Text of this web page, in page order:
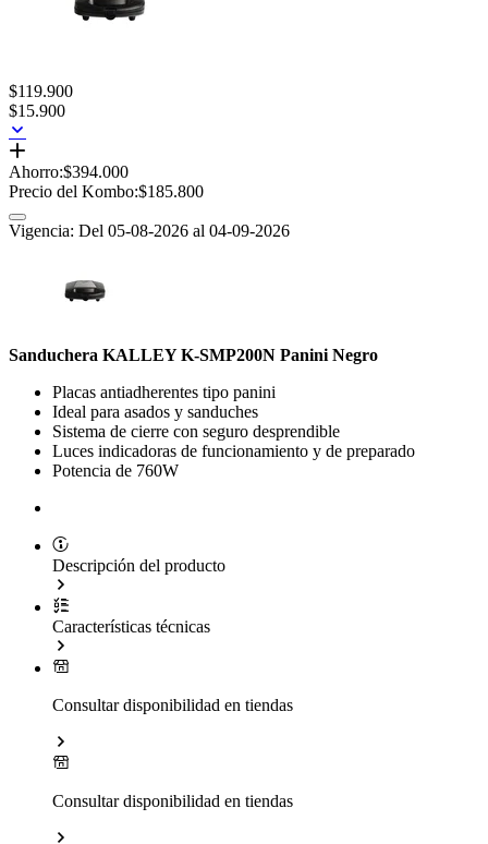
$119.900
$15.900
Ahorro:$394.000
Precio del Kombo:$185.800
Vigencia: Del 05-08-2026 al 04-09-2026
Sanduchera KALLEY K-SMP200N Panini Negro
Placas antiadherentes tipo panini
Ideal para asados y sanduches
Sistema de cierre con seguro desprendible
Luces indicadoras de funcionamiento y de preparado
Potencia de 760W
Descripción del producto
Características técnicas
Consultar disponibilidad en tiendas
Consultar disponibilidad en tiendas